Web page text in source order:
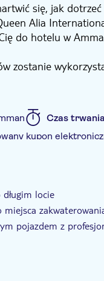
się, jak
Alia
do hotelu w
zostanie
minivan i
Czas
kupon
locie
pojazdem z